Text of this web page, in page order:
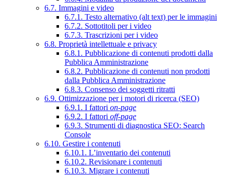
6.7. Immagini e video
6.7.1. Testo alternativo (alt text) per le immagini
6.7.2. Sottotitoli per i video
6.7.3. Trascrizioni per i video
6.8. Proprietà intellettuale e privacy
6.8.1. Pubblicazione di contenuti prodotti dalla
Pubblica Amministrazione
6.8.2. Pubblicazione di contenuti non prodotti
dalla Pubblica Amministrazione
6.8.3. Consenso dei soggetti ritratti
6.9. Ottimizzazione per i motori di ricerca (SEO)
6.9.1. I fattori on-page
6.9.2. I fattori off-page
6.9.3. Strumenti di diagnostica SEO: Search
Console
6.10. Gestire i contenuti
6.10.1. L’inventario dei contenuti
6.10.2. Revisionare i contenuti
6.10.3. Migrare i contenuti